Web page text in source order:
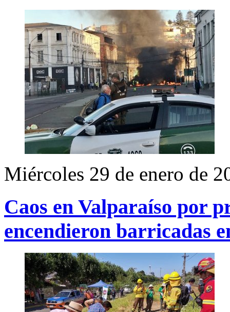
Miércoles 29 de enero de
Caos en Valparaíso por
encendieron barricadas